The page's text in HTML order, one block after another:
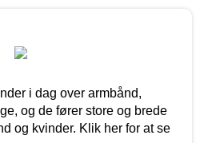
i dag over armbånd,
og de fører store og brede
og kvinder. Klik her for at se